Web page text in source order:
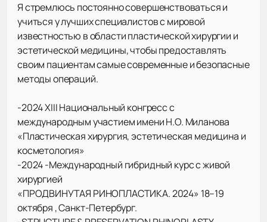
Я стремлюсь постоянно совершенствоваться и
учиться у лучших специалистов с мировой
известностью в области пластической хирургии и
эстетической медицины, чтобы предоставлять
своим пациентам самые современные и безопасные
методы операций.
-2024 XIII Национальный конгресс с
международным участием имени Н.О. Миланова
«Пластическая хирургия, эстетическая медицина и
косметология»
-2024 -Международный гибридный курс с живой
хирургией
«ПРОДВИНУТАЯ РИНОПЛАСТИКА. 2024» 18–19
октября , Санкт-Петербург.